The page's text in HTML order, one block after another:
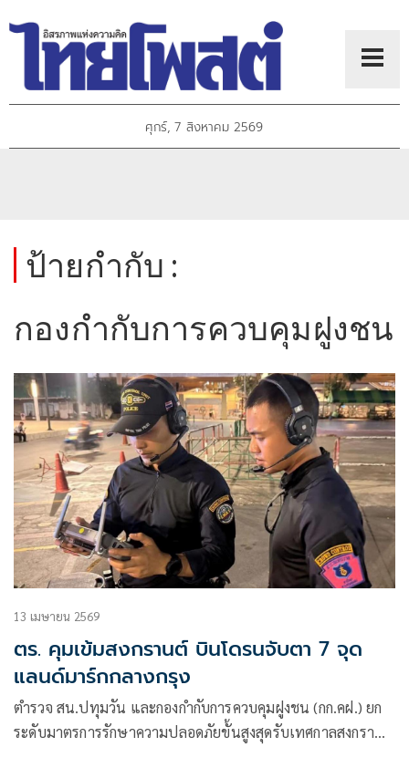
ศุกร์, 7 สิงหาคม 2569
ป้ายกำกับ :
กองกำกับการควบคุมฝูงชน
13 เมษายน 2569
ตร. คุมเข้มสงกรานต์ บินโดรนจับตา 7 จุด
แลนด์มาร์กกลางกรุง
ตำรวจ สน.ปทุมวัน และกองกำกับการควบคุมฝูงชน (กก.คฝ.) ยก
ระดับมาตรการรักษาความปลอดภัยขั้นสูงสุดรับเทศกาลสงกรานต์